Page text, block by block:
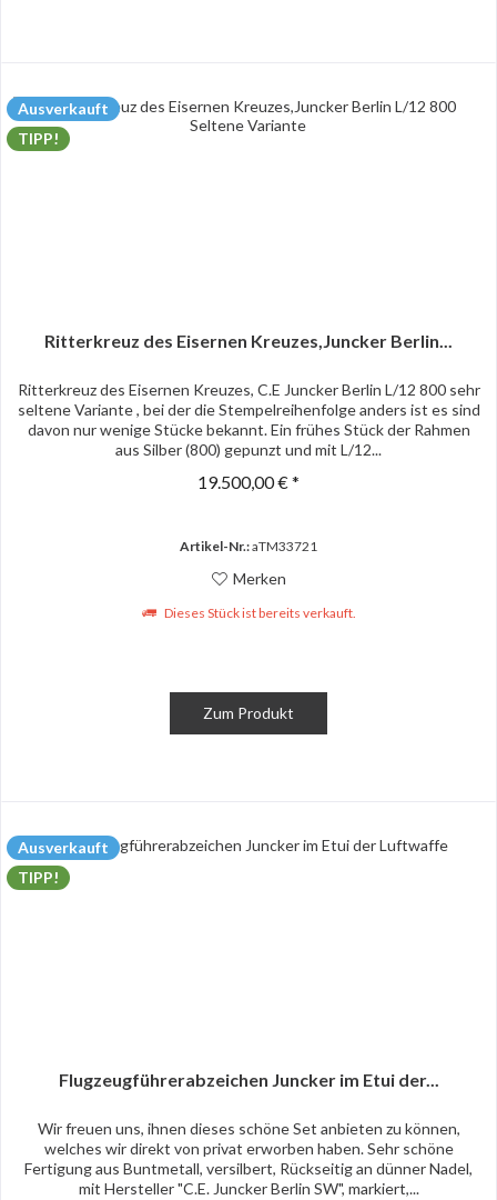
Ausverkauft
TIPP!
Ritterkreuz des Eisernen Kreuzes,Juncker Berlin...
Ritterkreuz des Eisernen Kreuzes, C.E Juncker Berlin L/12 800 sehr
seltene Variante , bei der die Stempelreihenfolge anders ist es sind
davon nur wenige Stücke bekannt. Ein frühes Stück der Rahmen
aus Silber (800) gepunzt und mit L/12...
19.500,00 € *
Artikel-Nr.:aTM33721
Merken
Dieses Stück ist bereits verkauft.
Zum Produkt
Ausverkauft
TIPP!
Flugzeugführerabzeichen Juncker im Etui der...
Wir freuen uns, ihnen dieses schöne Set anbieten zu können,
welches wir direkt von privat erworben haben. Sehr schöne
Fertigung aus Buntmetall, versilbert, Rückseitig an dünner Nadel,
mit Hersteller "C.E. Juncker Berlin SW", markiert,...